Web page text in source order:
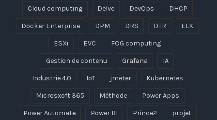
Cloud computing Delve DevOps DHCP
Docker Enterprise DPM DRS DTR ELK
ESXi EVC FOG computing
Gestion de contenu Grafana IA
Industrie 4.0 IoT jmeter Kubernetes
Microsxoft 365 Méthode Power Apps
Power Automate Power BI Prince2 projet